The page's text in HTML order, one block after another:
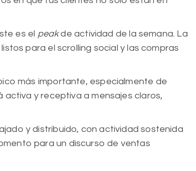
es el peakde actividad de la semana. La
para el scrolling social y las compras
más importante, especialmente de
activa y receptiva a mensajes claros,
y distribuido, con actividad sostenida
para un discurso de ventas